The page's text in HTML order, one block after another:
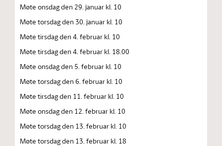
Møte onsdag den 29. januar kl. 10
Møte torsdag den 30. januar kl. 10
Møte tirsdag den 4. februar kl. 10
Møte tirsdag den 4. februar kl. 18.00
Møte onsdag den 5. februar kl. 10
Møte torsdag den 6. februar kl. 10
Møte tirsdag den 11. februar kl. 10
Møte onsdag den 12. februar kl. 10
Møte torsdag den 13. februar kl. 10
Møte torsdag den 13. februar kl. 18